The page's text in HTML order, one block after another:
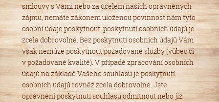
smlouvy s Vámi nebo za účelem našich oprávněných
zájmu, nemáte zákonem uloženou povinnost nám tyto
osobní údaje poskytnout, poskytnutí osobních údajů je
zcela dobrovolné. Bez poskytnutí osobních údajů Vám
však nemůže poskytnout požadované služby (vůbec či
v požadované kvalitě). V případě zpracování osobních
údajů na základě Vašeho souhlasu je poskytnutí
osobních údajů rovněž zcela dobrovolné. Jste
oprávněni poskytnutí souhlasu odmítnout nebo již